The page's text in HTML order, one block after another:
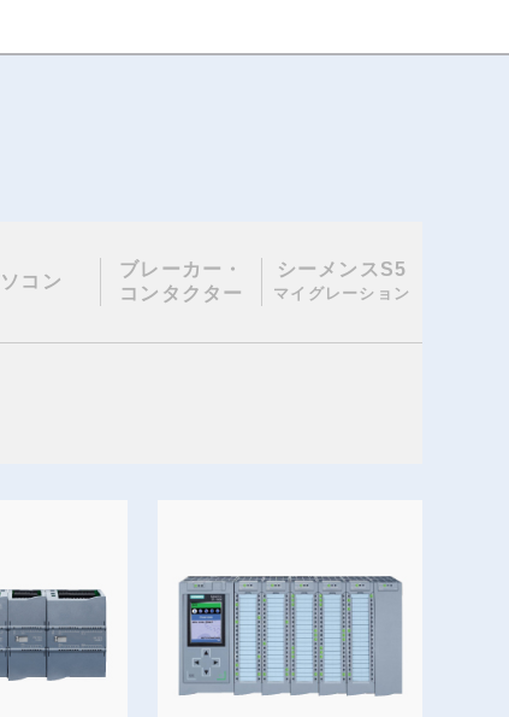
コン
ブレーカー・
コンタクター
シーメンスS5
マイグレーション